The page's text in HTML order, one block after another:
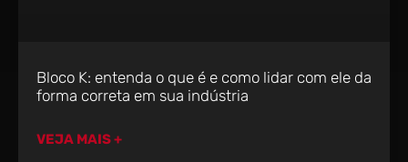
Bloco K: entenda o que é e como lidar com ele da
forma correta em sua indústria
VEJA MAIS +